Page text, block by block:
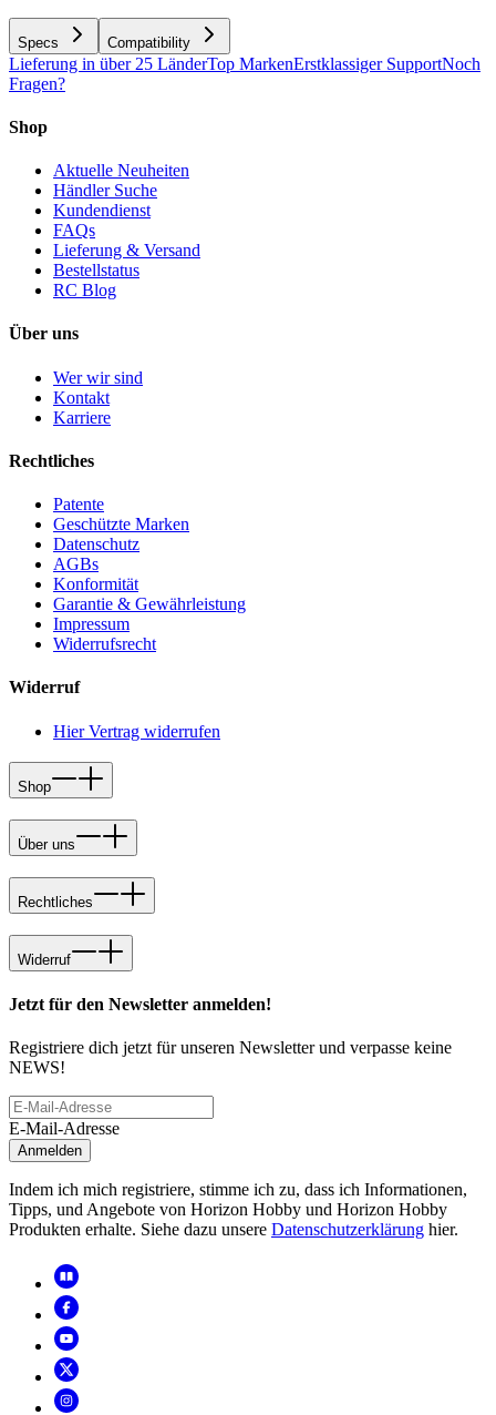
Specs Compatibility
Lieferung in über 25 LänderTop MarkenErstklassiger SupportNoch
Fragen?
Shop
Aktuelle Neuheiten
Händler Suche
Kundendienst
FAQs
Lieferung & Versand
Bestellstatus
RC Blog
Über uns
Wer wir sind
Kontakt
Karriere
Rechtliches
Patente
Geschützte Marken
Datenschutz
AGBs
Konformität
Garantie & Gewährleistung
Impressum
Widerrufsrecht
Widerruf
Hier Vertrag widerrufen
Shop
Über uns
Rechtliches
Widerruf
Jetzt für den Newsletter anmelden!
Registriere dich jetzt für unseren Newsletter und verpasse keine
NEWS!
E-Mail-Adresse
Anmelden
Indem ich mich registriere, stimme ich zu, dass ich Informationen,
Tipps, und Angebote von Horizon Hobby und Horizon Hobby
Produkten erhalte. Siehe dazu unsere Datenschutzerklärung hier.